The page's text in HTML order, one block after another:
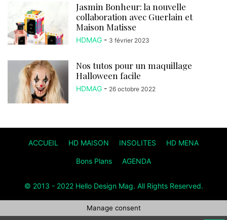
Jasmin Bonheur: la nouvelle
collaboration avec Guerlain et
Maison Matisse
HDMAG - 3 février 2023
Nos tutos pour un maquillage
Halloween facile
HDMAG - 26 octobre 2022
ACCUEIL HD MAISON INSOLITES HD MENA
Bons Plans AGENDA
© 2013 - 2022 Hello Design Mag. All Rights Reserved.
Manage consent